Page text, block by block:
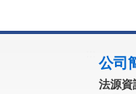
公司
法源資